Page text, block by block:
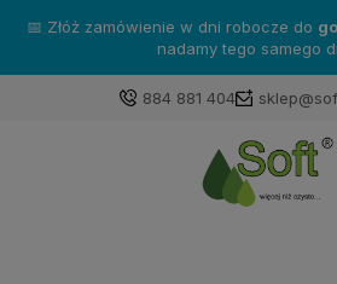
📅 Złóż zamówienie w dni robocze do
nadamy tego samego
884 881 404